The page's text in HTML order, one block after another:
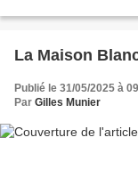
La Maison
Publié le 31/05/2025 à
Par Gilles Munier